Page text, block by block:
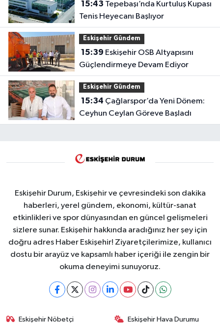
15:43
Tenis Heyecanı Başlıyor
Eskişehir Gündem
15:39
Güçlendirmeye Devam Ediyor
Eskişehir Gündem
15:34
Ceyhun Ceylan Göreve Başladı
Eskişehir Durum, Eskişehir ve çevresindeki son dakika
haberleri, yerel gündem, ekonomi, kültür-sanat
etkinlikleri ve spor dünyasından en güncel gelişmeleri
sizlere sunar. Eskişehir hakkında aradığınız her şey için
doğru adres Haber Eskişehir! Ziyaretçilerimize, kullanıcı
dostu bir arayüz ve kapsamlı haber içeriği ile zengin bir
okuma deneyimi sunuyoruz.
Eskişehir Nöbetçi
Eskişehir Hava Durumu